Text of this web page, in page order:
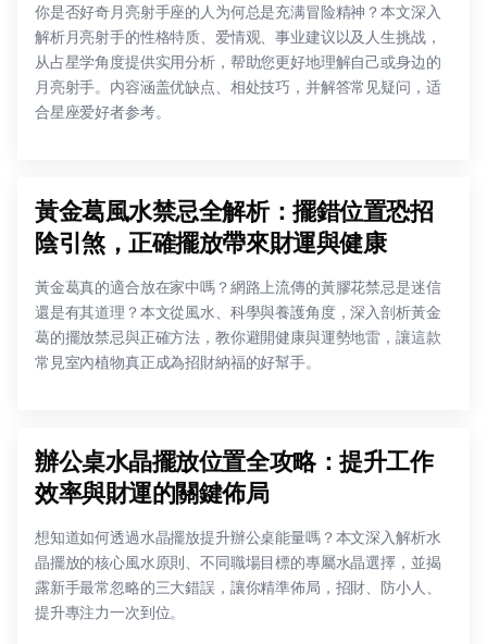
你是否好奇月亮射手座的人为何总是充满冒险精神？本文深入
解析月亮射手的性格特质、爱情观、事业建议以及人生挑战，
从占星学角度提供实用分析，帮助您更好地理解自己或身边的
月亮射手。内容涵盖优缺点、相处技巧，并解答常见疑问，适
合星座爱好者参考。
黃金葛風水禁忌全解析：擺錯位置恐招
陰引煞，正確擺放帶來財運與健康
黃金葛真的適合放在家中嗎？網路上流傳的黃膠花禁忌是迷信
還是有其道理？本文從風水、科學與養護角度，深入剖析黃金
葛的擺放禁忌與正確方法，教你避開健康與運勢地雷，讓這款
常見室內植物真正成為招財納福的好幫手。
辦公桌水晶擺放位置全攻略：提升工作
效率與財運的關鍵佈局
想知道如何透過水晶擺放提升辦公桌能量嗎？本文深入解析水
晶擺放的核心風水原則、不同職場目標的專屬水晶選擇，並揭
露新手最常忽略的三大錯誤，讓你精準佈局，招財、防小人、
提升專注力一次到位。